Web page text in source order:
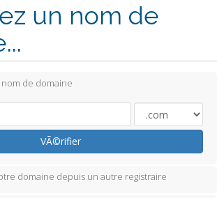
un nom de
de domaine
VÃ©rifier
domaine depuis un autre registraire